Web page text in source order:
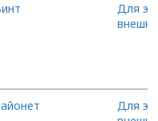
Для
Для